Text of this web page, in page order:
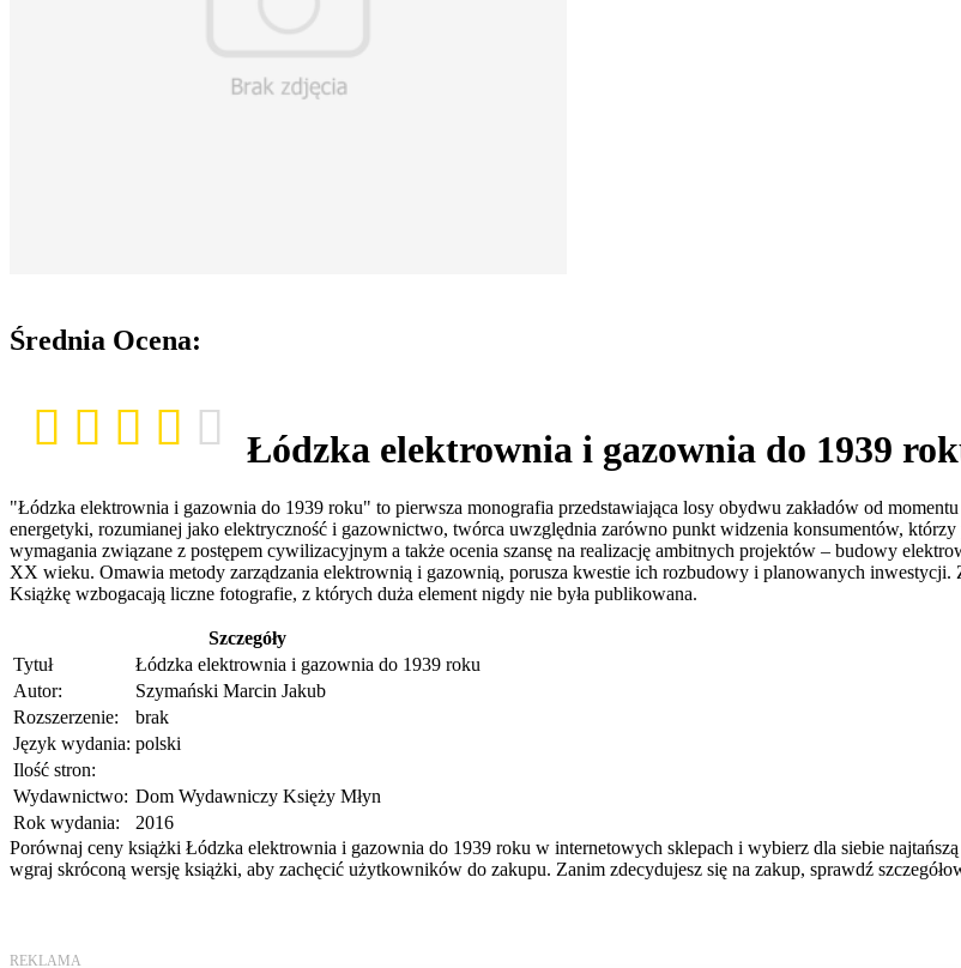
Średnia Ocena:
Łódzka elektrownia i gazownia do 1939
"Łódzka elektrownia i gazownia do 1939 roku" to pierwsza monografia przedstawiająca losy obydwu zakładów od
energetyki, rozumianej jako elektryczność i gazownictwo, twórca uwzględnia zarówno punkt widzenia konsumentów, którzy
wymagania związane z postępem cywilizacyjnym a także ocenia szansę na realizację ambitnych projektów – budowy
XX wieku. Omawia metody zarządzania elektrownią i gazownią, porusza kwestie ich rozbudowy i planowanych inwestycji.
Książkę wzbogacają liczne fotografie, z których duża element nigdy nie była publikowana.
Szczegóły
Tytuł
Łódzka elektrownia i gazownia do 1939 roku
Autor:
Szymański Marcin Jakub
Rozszerzenie:
brak
Język wydania: polski
Ilość stron:
Wydawnictwo: Dom Wydawniczy Księży Młyn
Rok wydania:
2016
Porównaj ceny książki Łódzka elektrownia i gazownia do 1939 roku w internetowych sklepach i wybierz dla siebie
wgraj skróconą wersję książki, aby zachęcić użytkowników do zakupu. Zanim zdecydujesz się na zakup, sprawdź